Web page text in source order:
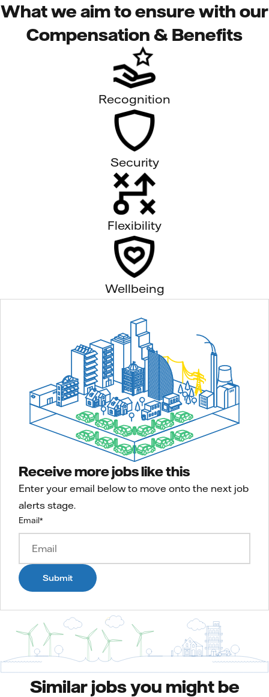
What we aim to ensure with our
Compensation & Benefits
Recognition
Security
Flexibility
Wellbeing
Receive more jobs like this
Enter your email below to move onto the next job
alerts stage.
Email*
Submit
Similar jobs you might be